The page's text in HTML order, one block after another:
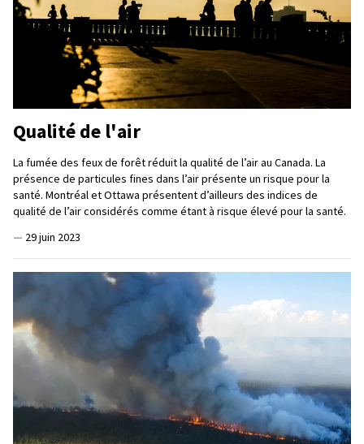
Qualité de l'air
La fumée des feux de forêt réduit la qualité de l’air au Canada. La
présence de particules fines dans l’air présente un risque pour la
santé. Montréal et Ottawa présentent d’ailleurs des indices de
qualité de l’air considérés comme étant à risque élevé pour la santé.
— 29 juin 2023